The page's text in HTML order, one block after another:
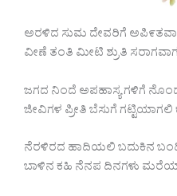
ಅರಳಿದ ಸುಮ ದೇವರಿಗೆ
ವೀಣೆ ತಂತಿ ಮೀಟಿ ಶ್ರುತಿ
ಜಗದ ನಿಂದೆ ಅಪಹಾಸ್ಯ ಗಳಿಗೆ
ಜೀವಿಗಳ ಪ್ರೀತಿ ಬೆಸುಗೆ
ನೆರಳಿರದ ಹಾದಿಯಲಿ ಬದುಕಿನ
ಬಾಳಿನ ಕಹಿ ನೆನಪ ದಿನಗಳು